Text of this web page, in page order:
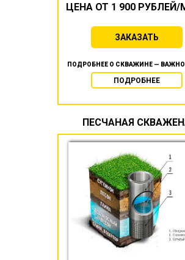
ЦЕНА ОТ 1 900 РУБЛЕЙ/
ЗАКАЗАТЬ
ПОДРОБНЕЕ О СКВАЖИНЕ — ВАЖНО
ПОДРОБНЕЕ
ПЕСЧАНАЯ